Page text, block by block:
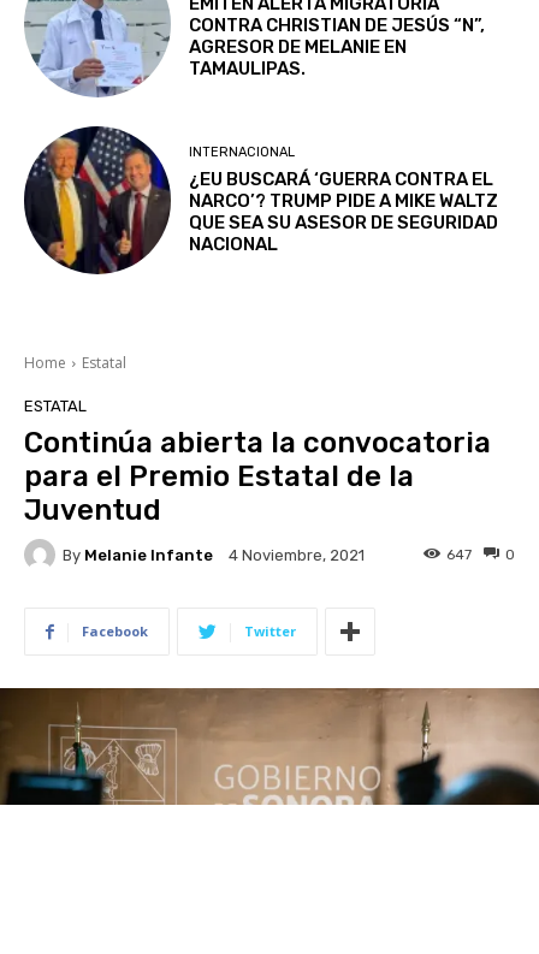
CONTRA CHRISTIAN DE JESÚS “N”,
AGRESOR DE MELANIE EN
TAMAULIPAS.
INTERNACIONAL
¿EU BUSCARÁ ‘GUERRA CONTRA EL
NARCO’? TRUMP PIDE A MIKE WALTZ
QUE SEA SU ASESOR DE SEGURIDAD
NACIONAL